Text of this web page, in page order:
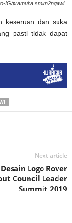
IG/pramuka.smkn2ngawi_
keseruan dan suka
pasti tidak dapat
Next article
Logo Rover
Council Leader
Summit 2019